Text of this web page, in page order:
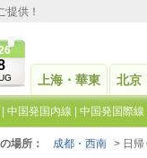
提供！
上海・華東 北京
中国発国内線 中国発国際線
場所： 成都・西南 > 日帰